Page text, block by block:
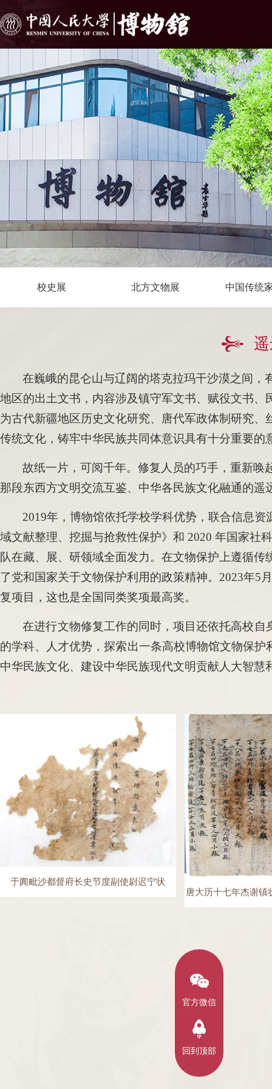
校史展 北方文物展 中国传统
在巍峨的昆仑山与辽阔的塔克拉玛干沙漠之间
地区的出土文书，内容涉及镇守军文书、赋役文书
为古代新疆地区历史文化研究、唐代军政体制研究
传统文化，铸牢中华民族共同体意识具有十分重要的
故纸一片，可阅千年。修复人员的巧手，重新
那段东西方文明交流互鉴、中华各民族文化融通的遥
2019年，博物馆依托学校学科优势，联合信息
域文献整理、挖掘与抢救性保护》和 2020 年国家社
队在藏、展、研领域全面发力。在文物保护上遵循
了党和国家关于文物保护利用的政策精神。2023年5
复项目，这也是全国同类奖项最高奖。
在进行文物修复工作的同时，项目还依托高校
的学科、人才优势，探索出一条高校博物馆文物保
中华民族文化、建设中华民族现代文明贡献人大智慧
于阗毗沙都督府长史节度副使尉迟宁状
唐大历十七年杰谢镇
官方微信
回到顶部